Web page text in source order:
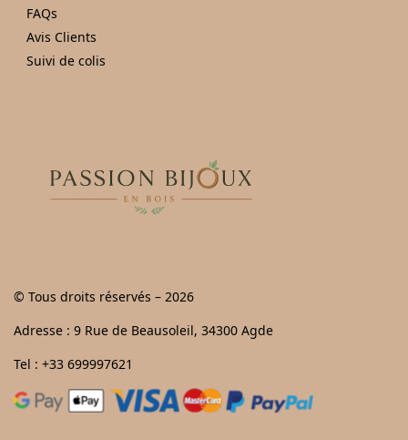
FAQs
Avis Clients
Suivi de colis
© Tous droits réservés – 2026
Adresse : 9 Rue de Beausoleil, 34300 Agde
Tel : +33 699997621